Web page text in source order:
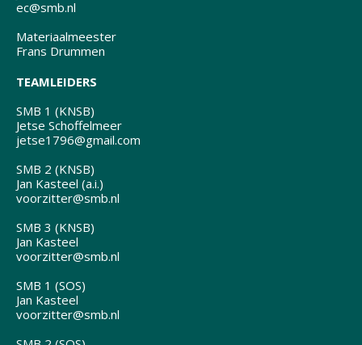
ec@smb.nl
Materiaalmeester
Frans Drummen
TEAMLEIDERS
SMB 1 (KNSB)
Jetse Schoffelmeer
jetse1796@gmail.com
SMB 2 (KNSB)
Jan Kasteel (a.i.)
voorzitter@smb.nl
SMB 3 (KNSB)
Jan Kasteel
voorzitter@smb.nl
SMB 1 (SOS)
Jan Kasteel
voorzitter@smb.nl